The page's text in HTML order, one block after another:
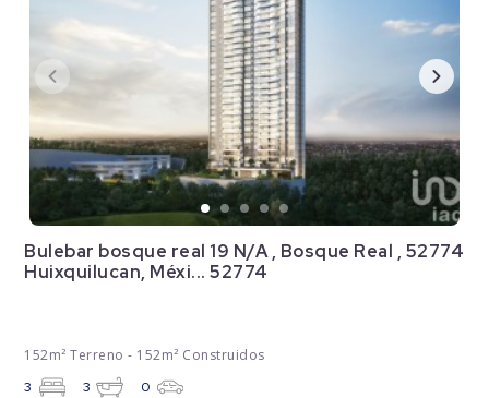
Bulebar bosque real 19 N/A , Bosque Real , 52774
Huixquilucan, Méxi... 52774
152m² Terreno - 152m² Construidos
3 3 0